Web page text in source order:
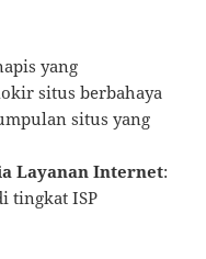
yang
situs berbahaya
situs yang
Layanan Internet:
tingkat ISP